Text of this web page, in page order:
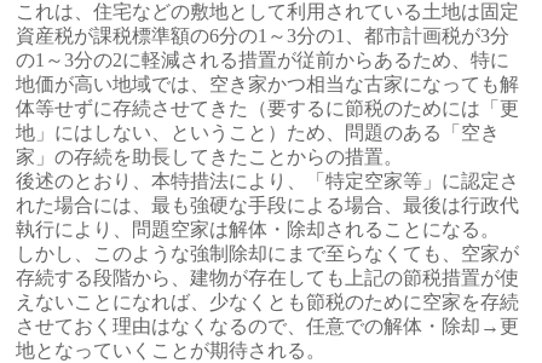
これは、住宅などの敷地として利用されている土地は固定
資産税が課税標準額の6分の1～3分の1、都市計画税が3分
の1～3分の2に軽減される措置が従前からあるため、特に
地価が高い地域では、空き家かつ相当な古家になっても解
体等せずに存続させてきた（要するに節税のためには「更
地」にはしない、ということ）ため、問題のある「空き
家」の存続を助長してきたことからの措置。
後述のとおり、本特措法により、「特定空家等」に認定さ
れた場合には、最も強硬な手段による場合、最後は行政代
執行により、問題空家は解体・除却されることになる。
しかし、このような強制除却にまで至らなくても、空家が
存続する段階から、建物が存在しても上記の節税措置が使
えないことになれば、少なくとも節税のために空家を存続
させておく理由はなくなるので、任意での解体・除却→更
地となっていくことが期待される。